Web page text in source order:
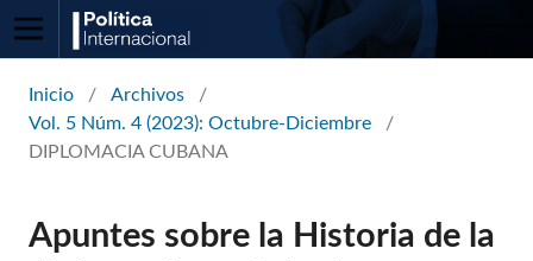
Inicio / Archivos
/
Vol. 5 Núm. 4 (2023): Octubre-Diciembre
/
DIPLOMACIA CUBANA
Apuntes sobre la Historia de la